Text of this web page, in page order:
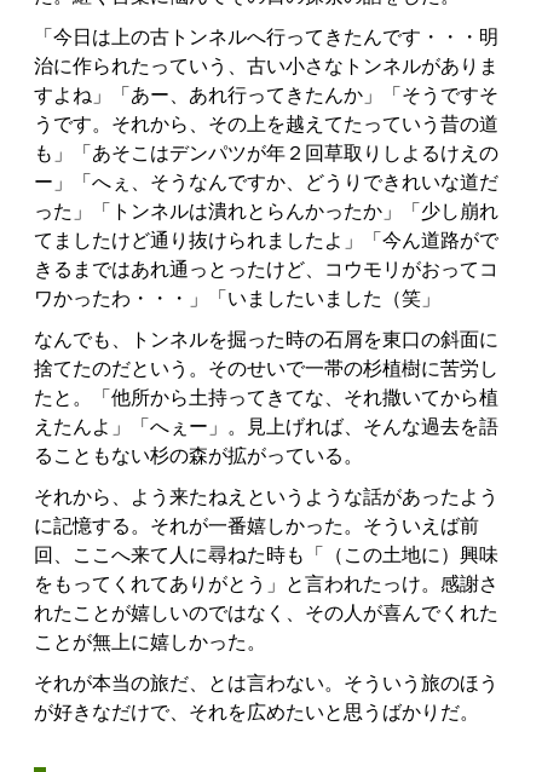
「今日は上の古トンネルへ行ってきたんです・・・明
治に作られたっていう、古い小さなトンネルがありま
すよね」「あー、あれ行ってきたんか」「そうですそ
うです。それから、その上を越えてたっていう昔の道
も」「あそこはデンパツが年２回草取りしよるけえの
ー」「へぇ、そうなんですか、どうりできれいな道だ
った」「トンネルは潰れとらんかったか」「少し崩れ
てましたけど通り抜けられましたよ」「今ん道路がで
きるまではあれ通っとったけど、コウモリがおってコ
ワかったわ・・・」「いましたいました（笑」
なんでも、トンネルを掘った時の石屑を東口の斜面に
捨てたのだという。そのせいで一帯の杉植樹に苦労し
たと。「他所から土持ってきてな、それ撒いてから植
えたんよ」「へぇー」。見上げれば、そんな過去を語
ることもない杉の森が拡がっている。
それから、よう来たねえというような話があったよう
に記憶する。それが一番嬉しかった。そういえば前
回、ここへ来て人に尋ねた時も「（この土地に）興味
をもってくれてありがとう」と言われたっけ。感謝さ
れたことが嬉しいのではなく、その人が喜んでくれた
ことが無上に嬉しかった。
それが本当の旅だ、とは言わない。そういう旅のほう
が好きなだけで、それを広めたいと思うばかりだ。